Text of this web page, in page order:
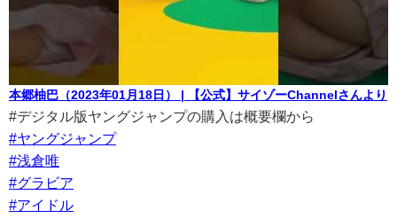
本郷柚巴（2023年01月18日） | 【公式】サイゾーChannelさんより
#デジタル版ヤングジャンプの購入は概要欄から
#ヤングジャンプ
#浅倉唯
#グラビア
#アイドル